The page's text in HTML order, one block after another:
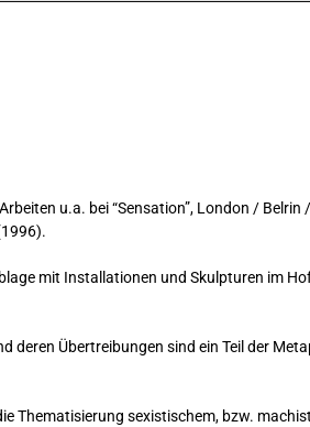
u.a. bei “Sensation”, London / Belrin
mit Installationen und Skulpturen im
Übertreibungen sind ein Teil der
Thematisierung sexistischem, bzw.